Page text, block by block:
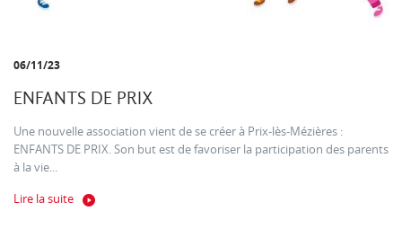
06/11/23
ENFANTS DE PRIX
Une nouvelle association vient de se créer à Prix-lès-Mézières :
ENFANTS DE PRIX. Son but est de favoriser la participation des parents
à la vie...
Lire la suite